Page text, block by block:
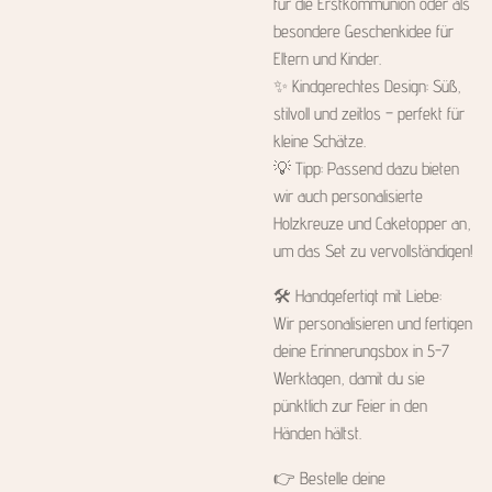
besondere Geschenkidee für
Eltern und Kinder.
✨ Kindgerechtes Design: Süß,
stilvoll und zeitlos – perfekt für
kleine Schätze.
💡 Tipp: Passend dazu bieten
wir auch personalisierte
Holzkreuze und Caketopper an,
um das Set zu vervollständigen!
🛠 Handgefertigt mit Liebe:
Wir personalisieren und fertigen
deine Erinnerungsbox in 5-7
Werktagen, damit du sie
pünktlich zur Feier in den
Händen hältst.
👉 Bestelle deine